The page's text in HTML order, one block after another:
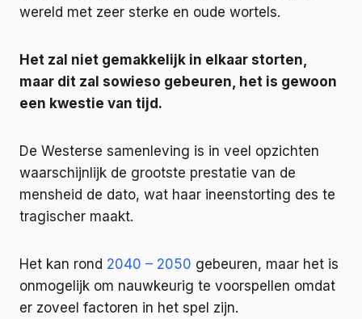
wereld met zeer sterke en oude wortels.
Het zal niet gemakkelijk in elkaar storten,
maar dit zal sowieso gebeuren, het is gewoon
een kwestie van tijd.
De Westerse samenleving is in veel opzichten
waarschijnlijk de grootste prestatie van de
mensheid de dato, wat haar ineenstorting des te
tragischer maakt.
Het kan rond 2040 – 2050 gebeuren, maar het is
onmogelijk om nauwkeurig te voorspellen omdat
er zoveel factoren in het spel zijn.